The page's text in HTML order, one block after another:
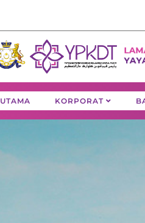
UTAMA KORPORAT